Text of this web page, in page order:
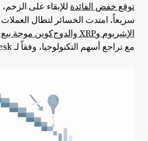
توقع خفض الفائدة للإبقاء على الزخم،
سريعاً. امتدت الخسائر لتطال العملات
الإيثيريوم وXRP والدوج‌كوين موجة بيع واسعة
مع تراجع أسهم التكنولوجيا، وفقاً لـ CoinDesk.